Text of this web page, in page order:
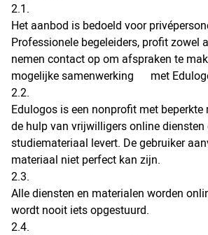
2.1.
Het aanbod is bedoeld voor
Professionele begeleiders, profit zowel
nemen contact op om afspraken te
mogelijke samenwerking met
2.2.
Edulogos is een nonprofit met
de hulp van vrijwilligers online
studiemateriaal levert. De gebruiker
materiaal niet perfect kan zijn.
2.3.
Alle diensten en materialen worden
wordt nooit iets opgestuurd.
2.4.